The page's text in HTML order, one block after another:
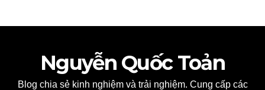
Nguyễn Quốc Toản
Blog chia sẻ kinh nghiệm và trải nghiệm. Cung cấp các